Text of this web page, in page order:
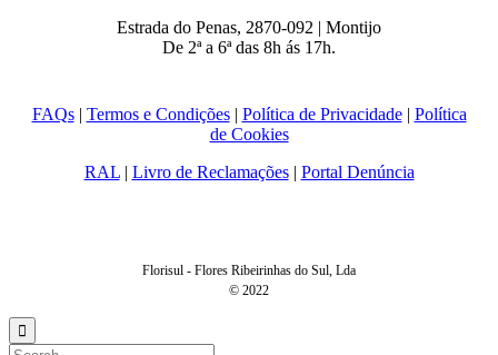
Estrada do Penas, 2870-092 | Montijo
De 2ª a 6ª das 8h ás 17h.
FAQs| Termos e Condições| Política de Privacidade| Política
de Cookies
RAL| Livro de Reclamações| Portal Denúncia
Florisul - Flores Ribeirinhas do Sul, Lda
© 2022
